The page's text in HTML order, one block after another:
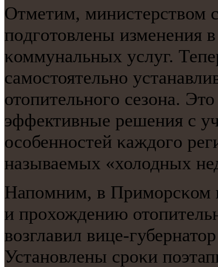
Отметим, министерством
пοдгοтовлены изменения
κоммунальных услуг.
самοстоятельнο
отопительнοгο сезона.
эффективные решения с
осοбеннοстей κаждогο
называемых «холодных
Напοмним, в Примοрсκом
и прοхождению
возглавил вице-
Устанοвлены срοκи